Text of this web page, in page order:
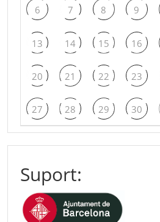
6 7 8 9
13 14 15 16
20 21 22 23
27 28 29 30
Suport: